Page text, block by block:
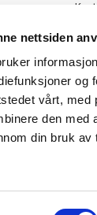
nettsiden
og
vårt, med
den med
din bruk av